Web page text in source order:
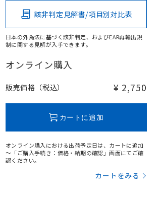
該非判定見解書/項目別対比表
日本の外為法に基づく該非判定、およびEAR再輸出規
制に関する見解が入手できます。
オンライン購入
販売価格（税込） ¥ 2,750
カートに追加
オンライン購入における出荷予定日は、カートに追加
～「ご購入手続き：価格・納期の確認」画面にてご確
認ください。
カートをみる